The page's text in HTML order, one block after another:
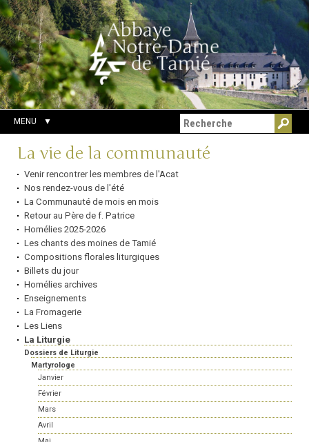
Aller
au
contenu.
|
Aller
à
la
navigation
Outils
personnels
Chercher par
Recherche
avancée…
MENU
Navigation
La vie de la communauté
Venir rencontrer les membres de l'Acat
Nos rendez-vous de l'été
La Communauté de mois en mois
Retour au Père de f. Patrice
Homélies 2025-2026
Les chants des moines de Tamié
Compositions florales liturgiques
Billets du jour
Homélies archives
Enseignements
La Fromagerie
Les Liens
La Liturgie
Dossiers de Liturgie
Martyrologe
Janvier
Février
Mars
Avril